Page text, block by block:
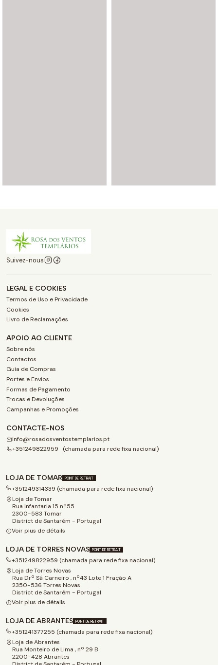
Suivez-nous
LEGAL E COOKIES
Termos de Uso e Privacidade
Cookies
Livro de Reclamações
APOIO AO CLIENTE
Sobre nós
Contactos
Guia de Compras
Portes e Envios
Formas de Pagamento
Trocas e Devoluções
Campanhas e Promoções
CONTACTE-NOS
info@rosadosventostemplarios.pt
+351249822959 (chamada para rede fixa nacional)
LOJA DE TOMAR POINT DE RETRAIT
+351249314339 (chamada para rede fixa nacional)
Loja de Tomar
Rua Infantaria 15 nº55
2300-583 Tomar
District de Santarém - Portugal
Voir plus de détails
LOJA DE TORRES NOVAS POINT DE RETRAIT
+351249822959 (chamada para rede fixa nacional)
Loja de Torres Novas
Rua Drº Sá Carneiro , nº43 Lote 1 Fração A
2350-536 Torres Novas
District de Santarém - Portugal
Voir plus de détails
LOJA DE ABRANTES POINT DE RETRAIT
+351241377255 (chamada para rede fixa nacional)
Loja de Abrantes
Rua Monteiro de Lima , nº 29 B
2200-428 Abrantes